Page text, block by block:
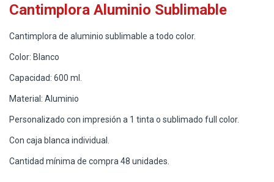
Cantimplora Aluminio Sublimable
Cantimplora de aluminio sublimable a todo color.
Color: Blanco
Capacidad: 600 ml.
Material: Aluminio
Personalizado con impresión a 1 tinta o sublimado full color.
Con caja blanca individual.
Cantidad mínima de compra 48 unidades.